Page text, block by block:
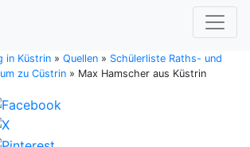
in Küstrin » Quellen » Schülerliste Raths- und
zu Cüstrin » Max Hamscher aus Küstrin